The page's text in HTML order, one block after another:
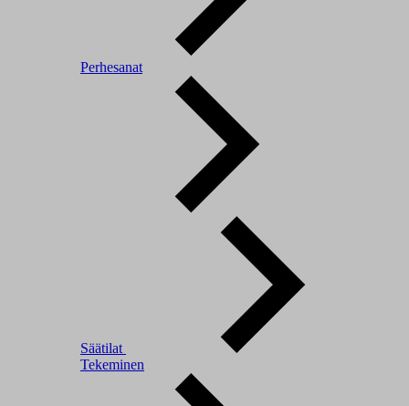
Perhesanat
Säätilat
Tekeminen